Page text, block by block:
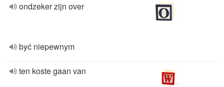
ondzeker zijn over
być niepewnym
ten koste gaan van